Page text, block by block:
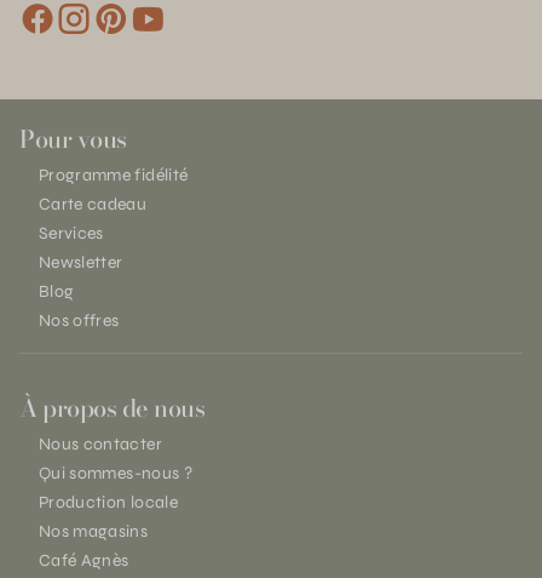
Pour vous
Programme fidélité
Carte cadeau
Services
Newsletter
Blog
Nos offres
À propos de nous
Nous contacter
Qui sommes-nous ?
Production locale
Nos magasins
Café Agnès